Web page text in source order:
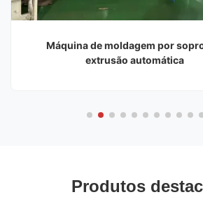
Máquina de moldagem por
extrusão automática
Produtos